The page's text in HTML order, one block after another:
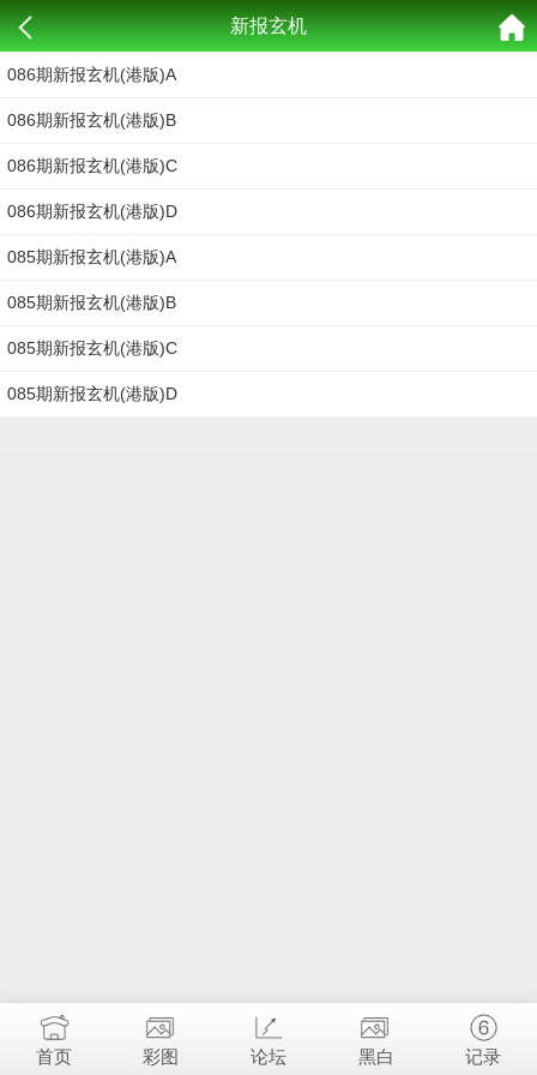
新报玄机
086期新报玄机(港版)A
086期新报玄机(港版)B
086期新报玄机(港版)C
086期新报玄机(港版)D
085期新报玄机(港版)A
085期新报玄机(港版)B
085期新报玄机(港版)C
085期新报玄机(港版)D
首页 彩图 论坛 黑白 记录